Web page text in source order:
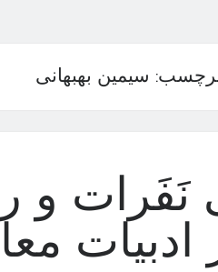
سیمین بهبهانی
نَفَرات و
ادبیات